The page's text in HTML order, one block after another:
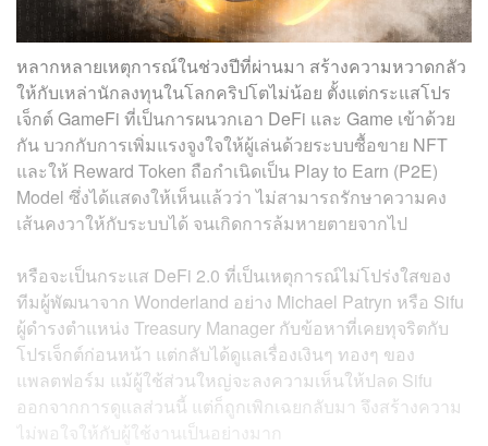
หลากหลายเหตุการณ์ในช่วงปีที่ผ่านมา สร้างความหวาดกลัว
ให้กับเหล่านักลงทุนในโลกคริปโตไม่น้อย ตั้งแต่กระแสโปร
เจ็กต์ GameFi ที่เป็นการผนวกเอา DeFi และ Game เข้าด้วย
กัน บวกกับการเพิ่มแรงจูงใจให้ผู้เล่นด้วยระบบซื้อขาย NFT
และให้ Reward Token ถือกำเนิดเป็น Play to Earn (P2E)
Model ซึ่งได้แสดงให้เห็นแล้วว่า ไม่สามารถรักษาความคง
เส้นคงวาให้กับระบบได้ จนเกิดการล้มหายตายจากไป
หรือจะเป็นกระแส DeFi 2.0 ที่เป็นเหตุการณ์ไม่โปร่งใสของ
ทีมผู้พัฒนาจาก Wonderland อย่าง Michael Patryn หรือ Sifu
ผู้ดำรงตำแหน่ง Treasury Manager กับข้อหาที่เคยทุจริตกับ
โปรเจ็กต์ก่อนหน้า แต่กลับได้ดูแลเรื่องเงินๆ ทองๆ ของ
แพลตฟอร์ม แม้ผู้ใช้ส่วนใหญ่จะลงความเห็นให้ปลด Sifu
ออกจากการดูแลส่วนนี้ แต่ก็ถูกเพิกเฉยกลับมา จึงสร้างความ
ไม่พอใจให้กับผู้ใช้งานเป็นอย่างมาก